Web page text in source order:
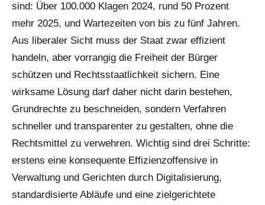
sind: Über 100.000 Klagen 2024, rund 50 Prozent
mehr 2025, und Wartezeiten von bis zu fünf Jahren.
Aus liberaler Sicht muss der Staat zwar effizient
handeln, aber vorrangig die Freiheit der Bürger
schützen und Rechtsstaatlichkeit sichern. Eine
wirksame Lösung darf daher nicht darin bestehen,
Grundrechte zu beschneiden, sondern Verfahren
schneller und transparenter zu gestalten, ohne die
Rechtsmittel zu verwehren. Wichtig sind drei Schritte:
erstens eine konsequente Effizienzoffensive in
Verwaltung und Gerichten durch Digitalisierung,
standardisierte Abläufe und eine zielgerichtete